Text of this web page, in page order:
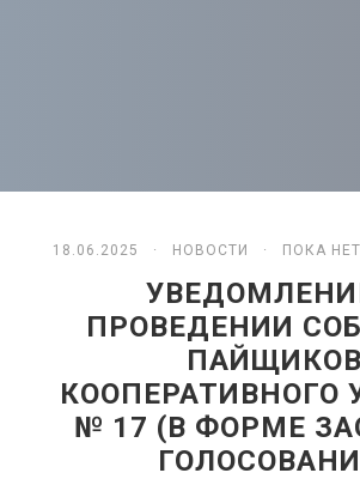
18.06.2025 · НОВОСТИ · ПОКА
ПРОВЕДЕНИИ
ПАЙЩИКОВ
КООПЕРАТИВНОГО
№ 17 (В ФОРМЕ